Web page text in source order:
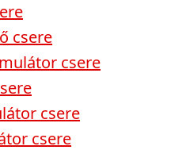
csere
csere
csere
csere